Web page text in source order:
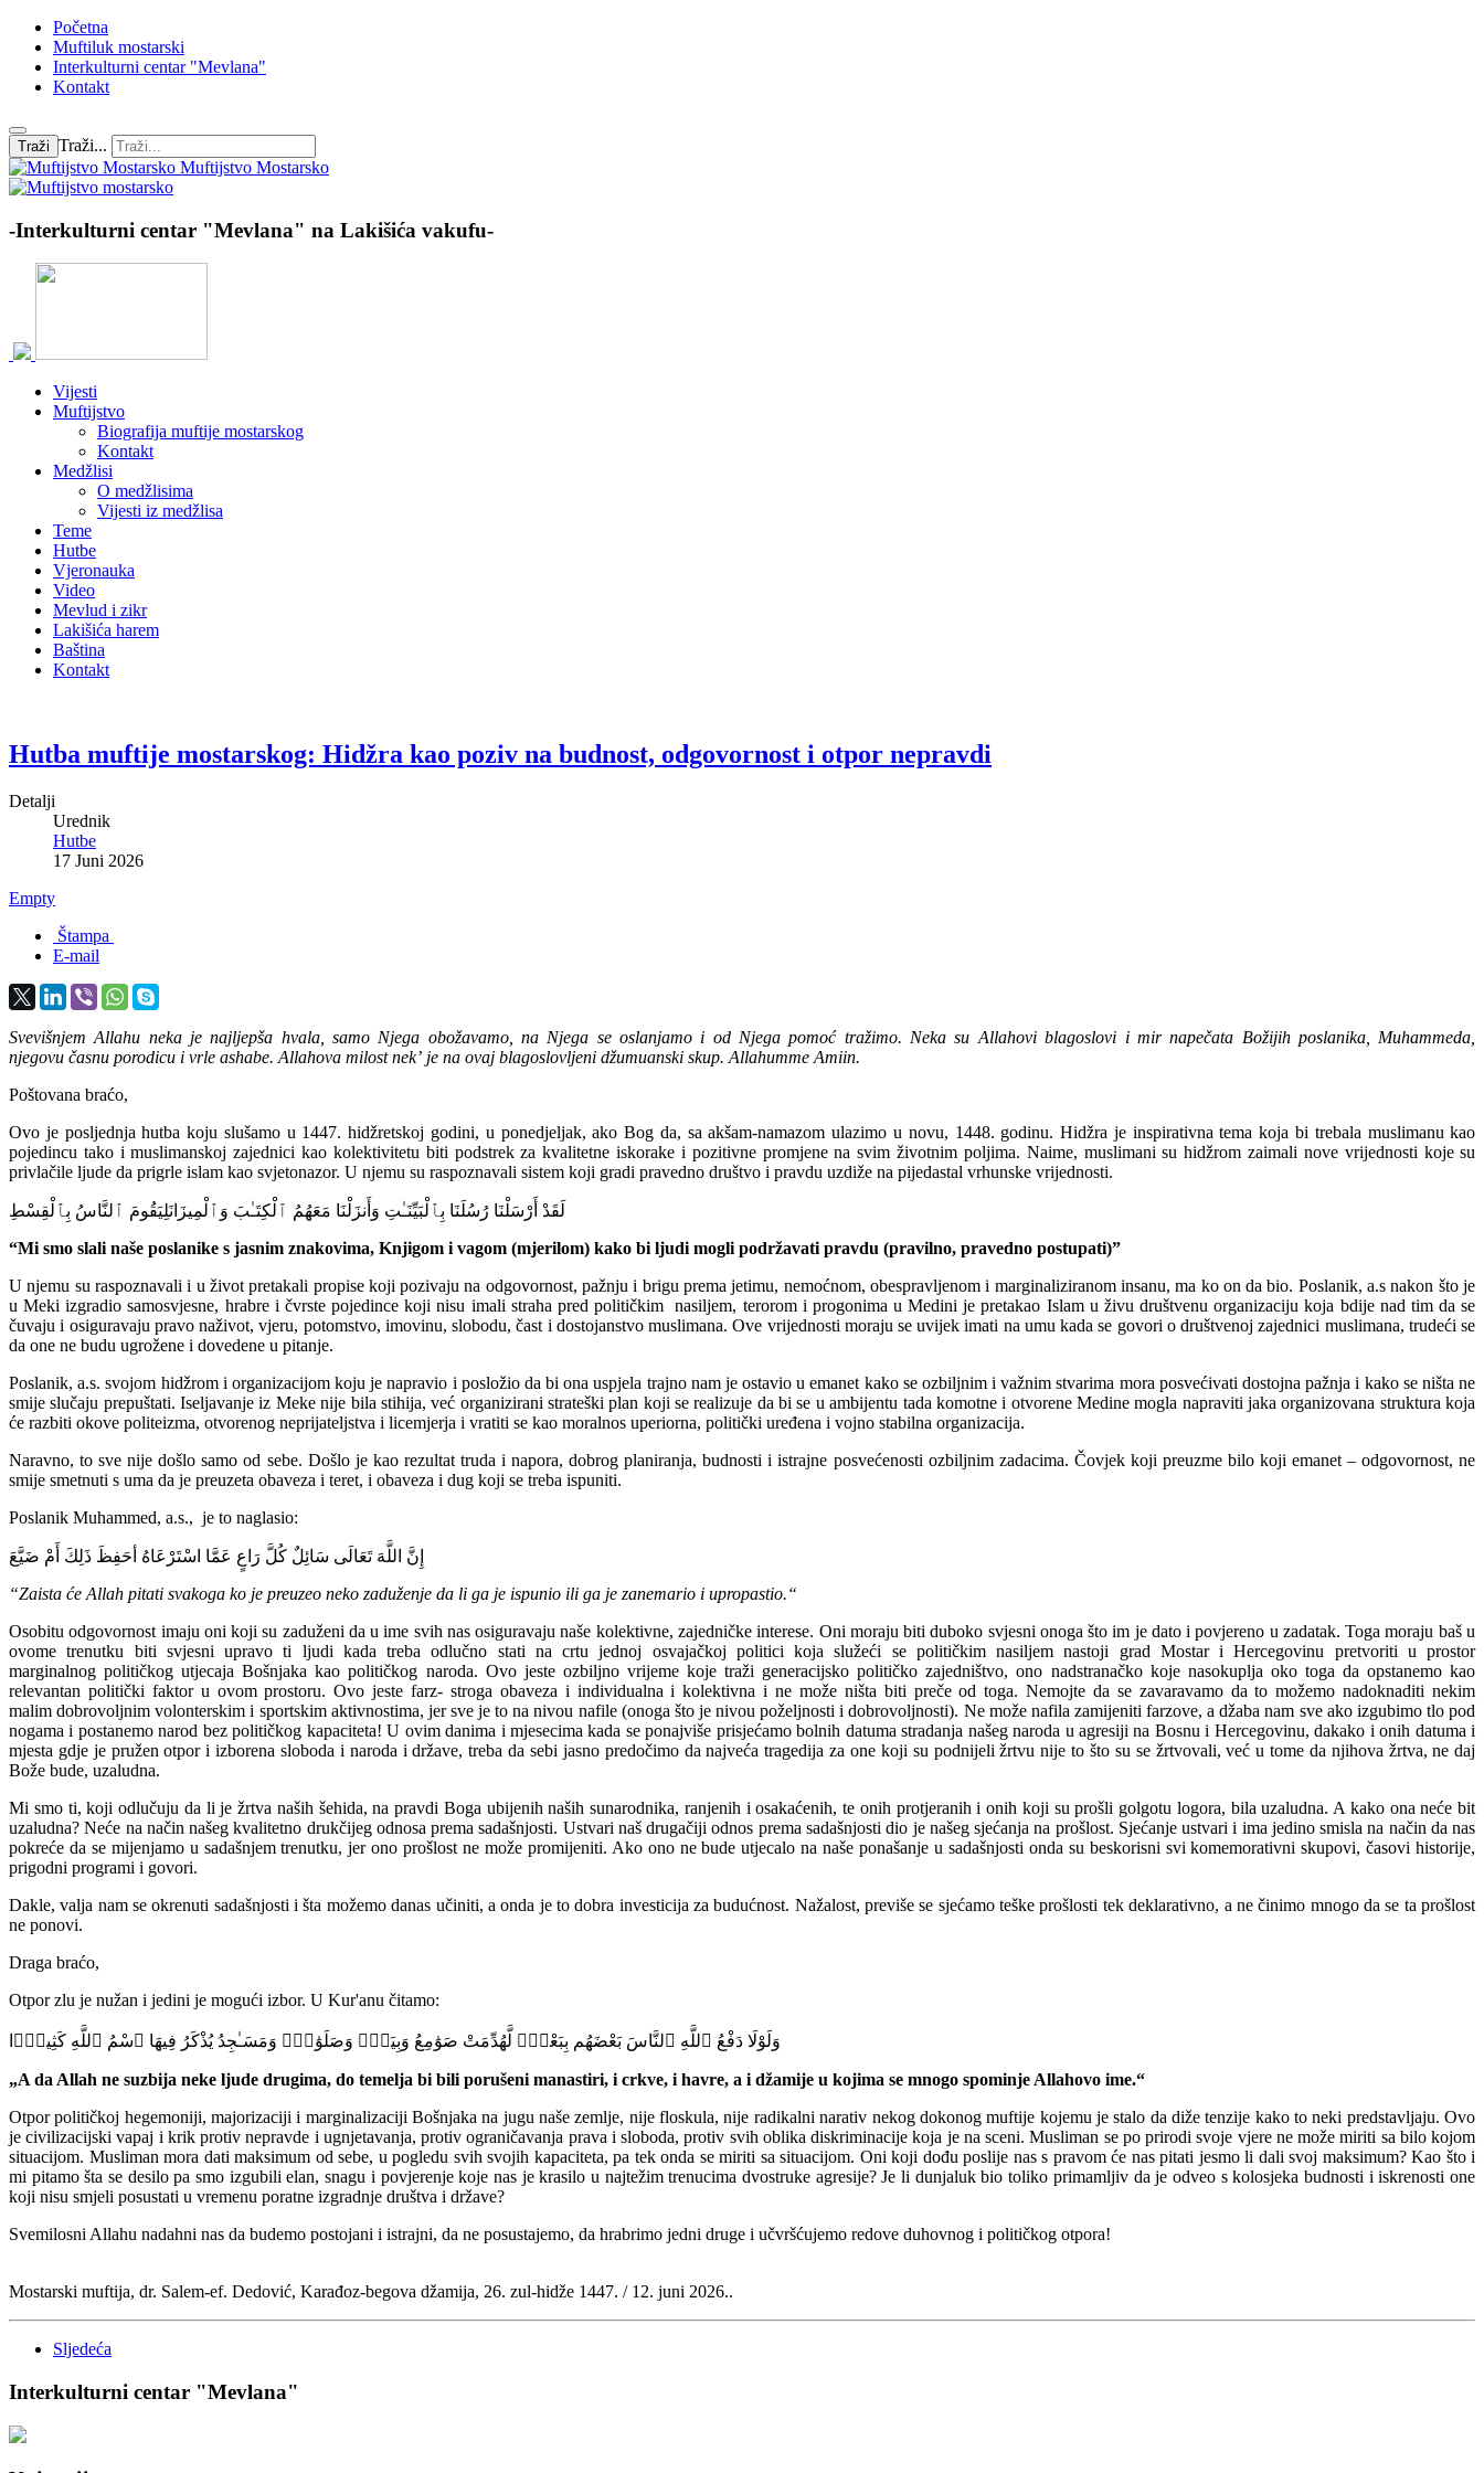
Početna
Muftiluk mostarski
Interkulturni centar "Mevlana"
Kontakt
Traži Traži...
Muftijstvo Mostarsko
-Interkulturni centar "Mevlana" na Lakišića vakufu-
Vijesti
Muftijstvo
Biografija muftije mostarskog
Kontakt
Medžlisi
O medžlisima
Vijesti iz medžlisa
Teme
Hutbe
Vjeronauka
Video
Mevlud i zikr
Lakišića harem
Baština
Kontakt
Hutba muftije mostarskog: Hidžra kao poziv na budnost, odgovornost i otpor nepravdi
Detalji
Urednik
Hutbe
17 Juni 2026
Empty
Štampa
E-mail
Svevišnjem Allahu nekajenajljepša hvala,samo Njega obožavamo,na Njega seoslanjamo i od Njegapomoć tražimo. Nekasu Allahovi blagoslovi i mirnapečata Božijih poslanika, Muhammeda,
njegovu časnu porodicu i vrle ashabe. Allahova milost nekʼ je na ovaj blagoslovljeni džumuanski skup. Allahumme Amiin.
Poštovana braćo,
Ovo je posljednja hutba koju slušamou 1447.hidžretskoj godini, u ponedjeljak,ako Bog da, saakšam-namazom ulazimo u novu, 1448. godinu.Hidžra je inspirativna tema koja bi trebala muslimanu kao
pojedincu tako i muslimanskojzajednici kao kolektivitetu biti podstrekzakvalitetneiskorake i pozitivne promjene na svim životnim poljima. Naime, muslimani su hidžrom zaimali nove vrijednosti koje su
privlačile ljude da prigrle islam kao svjetonazor. U njemu su raspoznavali sistem koji gradi pravedno društvo i pravdu uzdiže na pijedastal vrhunske vrijednosti.
لَقَدْ أَرْسَلْنَا رُسُلَنَا بِٱلْبَيِّنَـٰتِ وَأَنزَلْنَا مَعَهُمُ ٱلْكِتَـٰبَ وَٱلْمِيزَانَلِيَقُومَ ٱلنَّاسُ بِٱلْقِسْطِ
“Mi smo slali naše poslanike s jasnim znakovima, Knjigom i vagom (mjerilom) kako bi ljudi mogli podržavati pravdu (pravilno, pravedno postupati)”
Unjemu su raspoznavali i u život pretakali propise kojipozivaju na odgovornost,pažnju i brigu premajetimu, nemoćnom, obespravljenom i marginaliziranom insanu, ma ko on da bio. Poslanik,a.s nakon štoje
u Mekiizgradio samosvjesne, hrabre i čvrste pojedince kojinisu imali straha predpolitičkim nasiljem, terorom i progonima u Medini jepretakao Islam u živu društvenu organizaciju koja bdije nad timda se
čuvaju i osiguravaju pravo naživot,vjeru, potomstvo, imovinu, slobodu,čast i dostojanstvo muslimana.Ove vrijednosti moraju seuvijek imati na umu kada se govori odruštvenojzajednici muslimana, trudeći se
da one ne budu ugrožene i dovedene u pitanje.
Poslanik,a.s. svojom hidžrom i organizacijom kojujenapravio i posložioda biona uspjela trajno namjeostavio uemanet kakose ozbiljnim i važnimstvarima mora posvećivati dostojna pažnja i kakose ništa ne
smije slučaju prepuštati.Iseljavanje iz Mekenije bila stihija,već organizirani strateški plan koji serealizuje da bi se uambijentu tada komotne i otvoreneMedinemogla napraviti jaka organizovana struktura koja
će razbiti okove politeizma, otvorenog neprijateljstva i licemjerja i vratiti se kao moralnos uperiorna, politički uređena i vojno stabilna organizacija.
Naravno, tosve nije došlo samo od sebe. Došloje kao rezultat truda i napora,dobrog planiranja,budnosti i istrajne posvećenosti ozbiljnim zadacima. Čovjekkoji preuzme bilokojiemanet –odgovornost, ne
smije smetnuti s uma da je preuzeta obaveza i teret, i obaveza i dug koji se treba ispuniti.
Poslanik Muhammed, a.s., je to naglasio:
إِنَّ اللَّهَ تَعَالَى سَائِلٌ كُلَّ رَاعٍ عَمَّا اسْتَرْعَاهُ أحَفِظَ ذَلِكَ أَمْ ضَيَّعَ
“Zaista će Allah pitati svakoga ko je preuzeo neko zaduženje da li ga je ispunio ili ga je zanemario i upropastio.“
Osobitu odgovornost imaju oni koji su zaduženi da u ime svih nas osiguravaju naše kolektivne, zajedničke interese. Oni moraju biti duboko svjesni onoga što im je dato i povjereno u zadatak.Togamoraju bašu
ovome trenutku biti svjesni upravo ti ljudi kada treba odlučno stati na crtu jednoj osvajačkoj politici kojaslužeći se političkim nasiljem nastoji grad Mostar iHercegovinu pretvoriti u prostor
marginalnogpolitičkog utjecaja Bošnjaka kao političkog naroda. Ovo jeste ozbiljno vrijeme koje traži generacijskopolitičko zajedništvo, ono nadstranačko koje nasokuplja okotoga daopstanemo kao
relevantan politički faktoru ovom prostoru. Ovojeste farz- stroga obaveza i individualna i kolektivna i ne može ništa biti prečeod toga.Nemojte da se zavaravamo da tomožemo nadoknaditi nekim
malimdobrovoljnim volonterskim i sportskim aktivnostima, jer sveje tona nivou nafile(onoga štoje nivoupoželjnosti i dobrovoljnosti). Ne može nafila zamijeniti farzove, adžaba nam sve ako izgubimo tlo pod
nogama i postanemo narod bezpolitičkog kapaciteta! U ovim danima i mjesecima kada seponajviše prisjećamo bolnih datuma stradanja našegnaroda u agresiji na Bosnu i Hercegovinu,dakako ionih datuma i
mjesta gdje je pružen otpor i izborenasloboda i naroda i države,treba dasebi jasno predočimodanajveća tragedija za one koji su podnijeli žrtvu nije to što su se žrtvovali,već u tome da njihova žrtva, nedaj
Bože bude, uzaludna.
Mi smo ti, koji odlučuju da li je žrtva naših šehida,na pravdi Boga ubijenih naših sunarodnika, ranjenih iosakaćenih, te onih protjeranih i onih koji su prošli golgotu logora, bila uzaludna. A kako ona neće bit
uzaludna?Neće na način našeg kvalitetno drukčijeg odnosa prema sadašnjosti. Ustvari naš drugačijiodnos prema sadašnjosti dio je našeg sjećanja na prošlost. Sjećanje ustvari i ima jedino smisla na način danas
pokreće da se mijenjamou sadašnjemtrenutku,jeronoprošlost ne može promijeniti. Ako ono nebude utjecalo na naše ponašanje u sadašnjosti onda su beskorisni svi komemorativni skupovi,časovi historije,
prigodni programi i govori.
Dakle, valja nam se okrenuti sadašnjosti i šta možemo danas učiniti, a onda je to dobra investicija za budućnost. Nažalost, previše se sjećamo teške prošlosti tek deklarativno, a ne činimo mnogo da se ta prošlost
ne ponovi.
Draga braćo,
Otpor zlu je nužan i jedini je mogući izbor. U Kur'anu čitamo:
وَلَوْلَا دَفْعُ ٱللَّهِ ٱلنَّاسَ بَعْضَهُم بِبَعْضٍۢ لَّهُدِّمَتْ صَوَٰمِعُ وَبِيَعٌۭ وَصَلَوَٰتٌۭ وَمَسَـٰجِدُ يُذْكَرُ فِيهَا ٱسْمُ ٱللَّهِ كَثِيرًۭا
„A da Allah ne suzbija neke ljude drugima, do temelja bi bili porušeni manastiri, i crkve, i havre, a i džamije u kojima se mnogo spominje Allahovo ime.“
Otpor političkoj hegemoniji, majorizaciji i marginalizaciji Bošnjaka na jugu naše zemlje, nije floskula, nije radikalni narativ nekog dokonog muftije kojemu je stalo da diže tenzije kako to neki predstavljaju. Ovo
je civilizacijski vapaj i krik protiv nepravde i ugnjetavanja, protiv ograničavanja prava i sloboda, protiv svih oblika diskriminacije koja je na sceni.Musliman se po prirodi svoje vjere ne može miriti sa bilo kojom
situacijom. Musliman mora dati maksimum od sebe, u pogledu svih svojih kapaciteta, pa tek onda se miriti sa situacijom. Oni koji dođu poslije nas s pravom će nas pitati jesmo li dali svoj maksimum? Kao što i
mi pitamo šta se desilo pa smo izgubili elan, snagu i povjerenje koje nas je krasilo u najtežim trenucima dvostruke agresije?Je li dunjaluk bio toliko primamljiv da je odveo s kolosjeka budnosti i iskrenosti one
koji nisu smjeli posustati u vremenu poratne izgradnje društva i države?
Svemilosni Allahu nadahni nas da budemo postojani i istrajni, da ne posustajemo, da hrabrimo jedni druge i učvršćujemo redove duhovnog i političkog otpora!
Mostarski muftija, dr. Salem-ef. Dedović, Karađoz-begova džamija, 26. zul-hidže 1447. / 12. juni 2026..
Sljedeća
Interkulturni centar "Mevlana"